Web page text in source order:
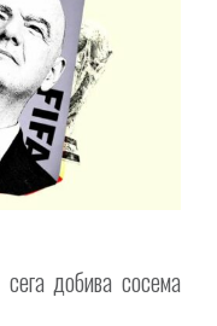
добива сосема